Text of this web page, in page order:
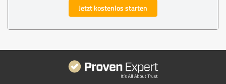
Jetzt kostenlos starten